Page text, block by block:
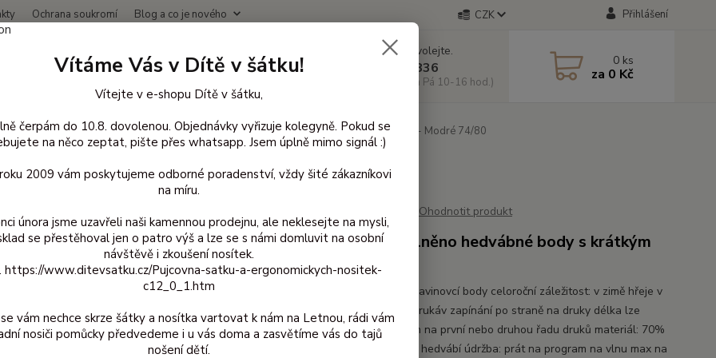
Ochrana soukromí Blog a co je nového CZK Přihlášení
Hledat
Nevíte si rady? Zavolejte.
+420 603 818 836
(Po-Čt 10-18 hod. a Pá 10-16 hod.)
0 ks
za 0 Kč
oblečení pro děti Body vlna krátký rukáv 74/80 Zavinovací body Iobio - Modré 74/80
body Iobio - Modré 74/80
Ohodnotit produkt
Zavinovací vlněno hedvábné body s krátkým
rukávem
vlněno hedvábné zavinovcí body celoroční záležitost: v zimě hřeje v
létě chladí krátkýý rukáv zapínání po straně na druky délka lze
regulovat zapnutím na první nebo druhou řadu druků materiál: 70%
merino vlna a 30% hedvábí údržba: prát na program na vlnu max na
Vítáme Vás v Dítě v šátku!
Vítejte v e-shopu Dítě v šátku,
čerpám do 10.8. dovolenou. Objednávky vyřizuje kolegyně. Pokud se
na něco zeptat, pište přes whatsapp. Jsem úplně mimo signál :)
2009 vám poskytujeme odborné poradenství, vždy šité zákazníkovi
na míru.
února jsme uzavřeli naši kamennou prodejnu, ale neklesejte na mysli,
se přestěhoval jen o patro výš a lze se s námi domluvit na osobní
návštěvě i zkoušení nosítek.
https://www.ditevsatku.cz/Pujcovna-satku-a-ergonomickych-nositek-
c12_0_1.htm
vám nechce skrze šátky a nosítka vartovat k nám na Letnou, rádi vám
nosiči pomůcky předvedeme i u vás doma a zasvětíme vás do tajů
nošení dětí.